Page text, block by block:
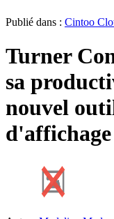
Publié dans : Cintoo
Turner
sa
nouvel